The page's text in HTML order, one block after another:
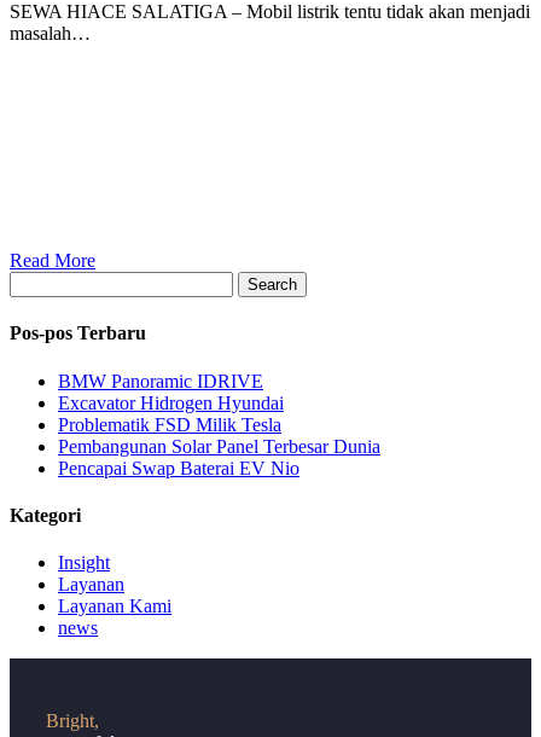
SEWA HIACE SALATIGA – Mobil listrik tentu tidak akan menjadi
masalah…
Read More
Search
Pos-pos Terbaru
BMW Panoramic IDRIVE
Excavator Hidrogen Hyundai
Problematik FSD Milik Tesla
Pembangunan Solar Panel Terbesar Dunia
Pencapai Swap Baterai EV Nio
Kategori
Insight
Layanan
Layanan Kami
news
Bright,